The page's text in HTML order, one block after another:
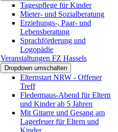
Tagespflege für Kinder
Mieter- und Sozialberatung
Erziehungs-, Paar- und
Lebensberatung
Sprachförderung und
Logopädie
Veranstaltungen FZ Hassels
Dropdown umschalten
Elternstart NRW - Offener
Treff
Fledermaus-Abend für Eltern
und Kinder ab 5 Jahren
Mit Gitarre und Gesang am
Lagerfeuer für Eltern und
Kinder